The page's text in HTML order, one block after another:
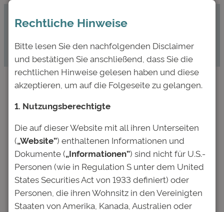
Inhalt
Deutsche Bildung
Studienfonds II GmbH &
Co. KG begibt Anleihe
mit einem
Gesamtvolumen von
10.000.000,00 Euro.
Rechtliche Hinweise
Bitte lesen Sie den nachfolgenden Disclaimer
und bestätigen Sie anschließend, dass Sie die
rechtlichen Hinweise gelesen haben und diese
akzeptieren, um auf die Folgeseite zu gelangen.
1. Nutzungsberechtigte
Die auf dieser Website mit all ihren Unterseiten
(„Website”) enthaltenen Informationen und
Dokumente („Informationen”) sind nicht für U.S.-
Personen (wie in Regulation S unter dem United
States Securities Act von 1933 definiert) oder
Personen, die ihren Wohnsitz in den Vereinigten
Staaten von Amerika, Kanada, Australien oder